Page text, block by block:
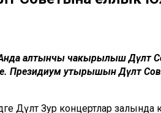
алтынчы чакырылыш Дәүләт
Президиум утырышын Дәүләт
Дәүләт Зур концертлар